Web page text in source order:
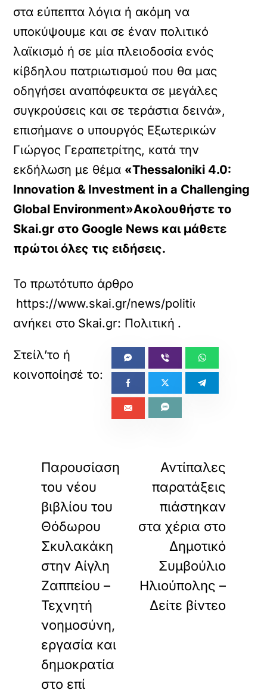
στα εύπεπτα λόγια ή ακόμη να
υποκύψουμε και σε έναν πολιτικό
λαϊκισμό ή σε μία πλειοδοσία ενός
κίβδηλου πατριωτισμού που θα μας
οδηγήσει αναπόφευκτα σε μεγάλες
συγκρούσεις και σε τεράστια δεινά»,
επισήμανε ο υπουργός Εξωτερικών
Γιώργος Γεραπετρίτης, κατά την
εκδήλωση με θέμα «Thessaloniki 4.0:
Innovation & Investment in a Challenging
Global Environment»Ακολουθήστε το
Skai.gr στο Google News και μάθετε
πρώτοι όλες τις ειδήσεις.
Το πρωτότυπο άρθρο
https://www.skai.gr/news/politics/
ανήκει στο Skai.gr: Πολιτική .
Παρουσίαση
του νέου
βιβλίου του
Θόδωρου
Σκυλακάκη
στην Αίγλη
Ζαππείου –
Τεχνητή
νοημοσύνη,
εργασία και
δημοκρατία
στο επί
Αντίπαλες
παρατάξεις
πιάστηκαν
στα χέρια στο
Δημοτικό
Συμβούλιο
Ηλιούπολης –
Δείτε βίντεο